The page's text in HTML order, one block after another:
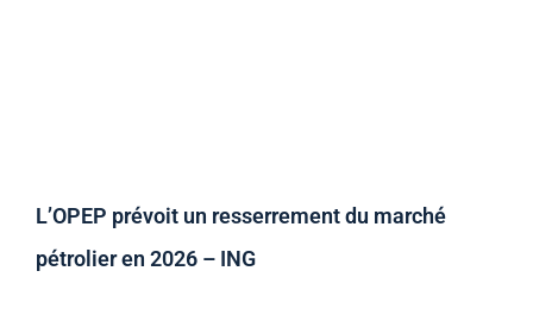
L’OPEP prévoit un resserrement du marché
pétrolier en 2026 – ING